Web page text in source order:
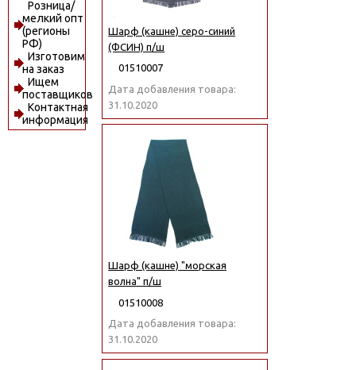
Розница/
мелкий опт
(регионы
РФ)
Изготовим
на заказ
Ищем
поставщиков
Контактная
информация
Шарф (кашне) серо-синий
(ФСИН) п/ш
01510007
Дата добавления товара:
31.10.2020
Шарф (кашне) "морская
волна" п/ш
01510008
Дата добавления товара:
31.10.2020